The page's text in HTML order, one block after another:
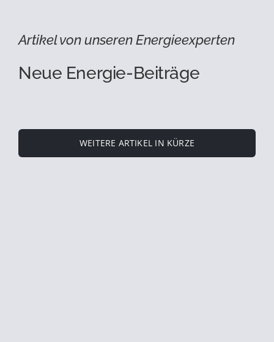
Artikel von unseren Energieexperten
Neue Energie-Beiträge
WEITERE ARTIKEL IN KÜRZE